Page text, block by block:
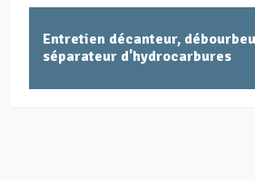
Dépollution réseaux et
hydrocarbures ADR